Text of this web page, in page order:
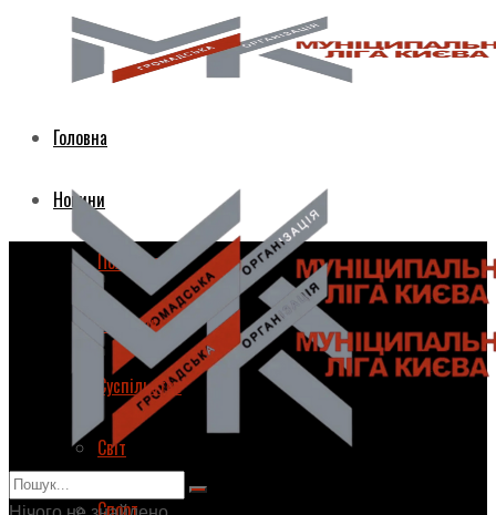
Головна
Новини
Політика
Економіка
Суспільство
Світ
Спорт
Головна